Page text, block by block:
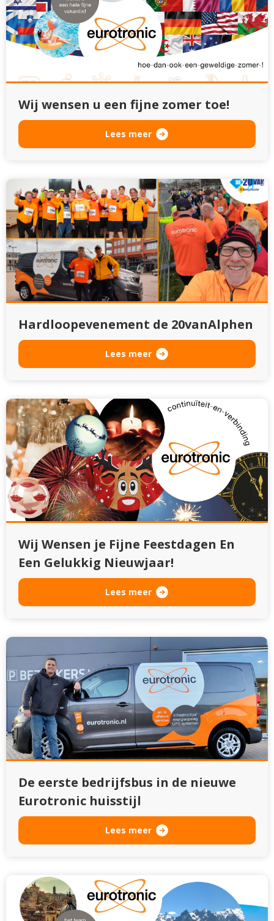
Wij wensen u een fijne zomer toe!
Lees meer
Hardloopevenement de 20vanAlphen
Lees meer
Wij Wensen je Fijne Feestdagen En
Een Gelukkig Nieuwjaar!
Lees meer
De eerste bedrijfsbus in de nieuwe
Eurotronic huisstijl
Lees meer